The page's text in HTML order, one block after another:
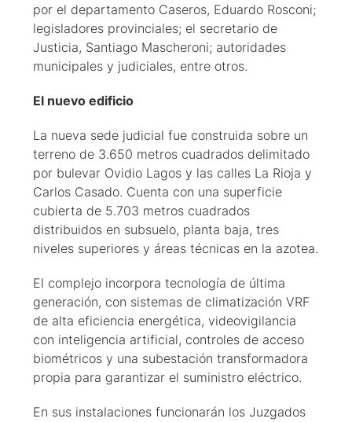
por el departamento Caseros, Eduardo Rosconi;
legisladores provinciales; el secretario de
Justicia, Santiago Mascheroni; autoridades
municipales y judiciales, entre otros.
El nuevo edificio
La nueva sede judicial fue construida sobre un
terreno de 3.650 metros cuadrados delimitado
por bulevar Ovidio Lagos y las calles La Rioja y
Carlos Casado. Cuenta con una superficie
cubierta de 5.703 metros cuadrados
distribuidos en subsuelo, planta baja, tres
niveles superiores y áreas técnicas en la azotea.
El complejo incorpora tecnología de última
generación, con sistemas de climatización VRF
de alta eficiencia energética, videovigilancia
con inteligencia artificial, controles de acceso
biométricos y una subestación transformadora
propia para garantizar el suministro eléctrico.
En sus instalaciones funcionarán los Juzgados